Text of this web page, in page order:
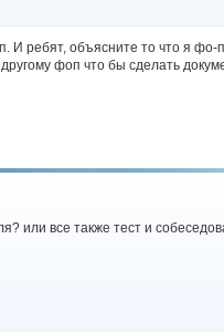
И ребят, объясните то что я фо-
фоп что бы сделать
или все также тест и